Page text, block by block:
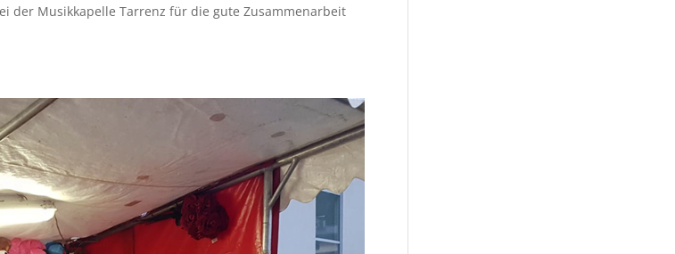
der Musikkapelle Tarrenz für die gute Zusammenarbeit